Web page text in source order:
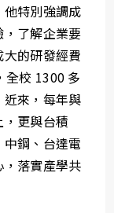
特別強調成
了解企業要
的研發經費
全校 1300 多
來，每年與
更與台積
鋼、台達電
落實產學共